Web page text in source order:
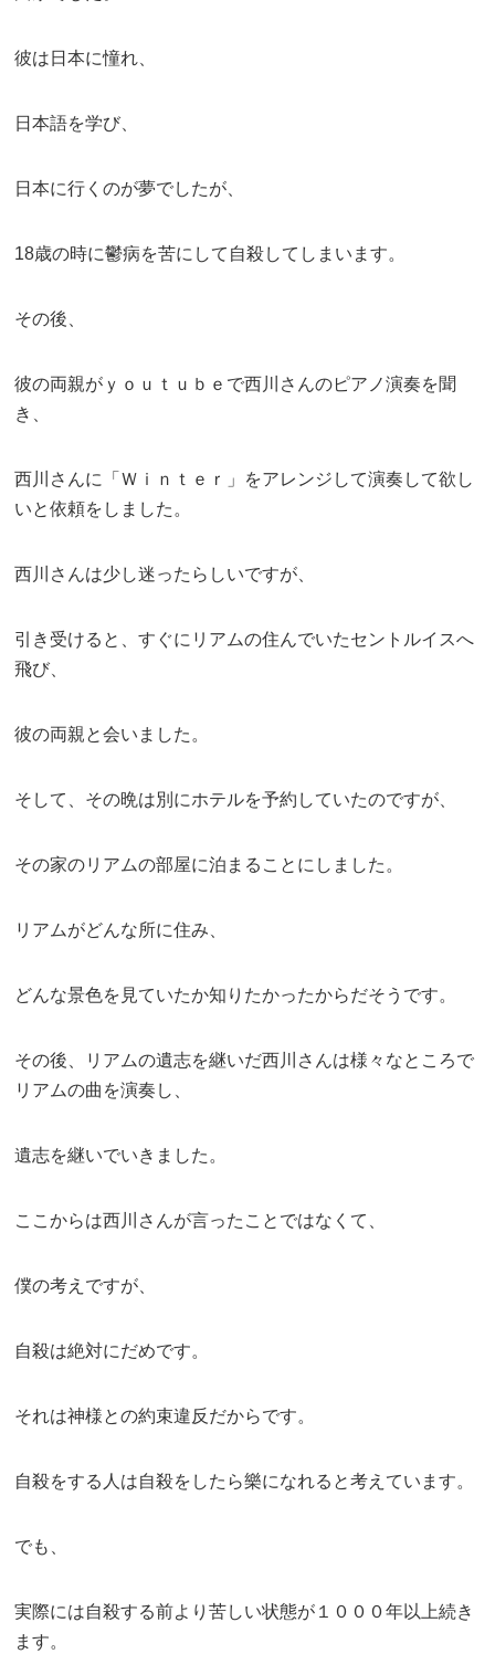
彼は日本に憧れ、
日本語を学び、
日本に行くのが夢でしたが、
18歳の時に鬱病を苦にして自殺してしまいます。
その後、
彼の両親がｙｏｕｔｕｂｅで西川さんのピアノ演奏を聞
き、
西川さんに「Ｗｉｎｔｅｒ」をアレンジして演奏して欲し
いと依頼をしました。
西川さんは少し迷ったらしいですが、
引き受けると、すぐにリアムの住んでいたセントルイスへ
飛び、
彼の両親と会いました。
そして、その晩は別にホテルを予約していたのですが、
その家のリアムの部屋に泊まることにしました。
リアムがどんな所に住み、
どんな景色を見ていたか知りたかったからだそうです。
その後、リアムの遺志を継いだ西川さんは様々なところで
リアムの曲を演奏し、
遺志を継いでいきました。
ここからは西川さんが言ったことではなくて、
僕の考えですが、
自殺は絶対にだめです。
それは神様との約束違反だからです。
自殺をする人は自殺をしたら樂になれると考えています。
でも、
実際には自殺する前より苦しい状態が１０００年以上続き
ます。